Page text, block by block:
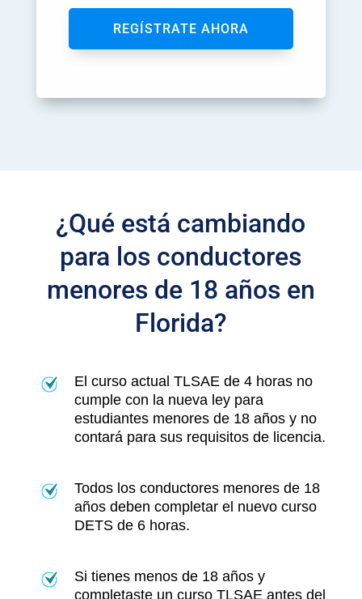
REGÍSTRATE AHORA
¿Qué está cambiando
para los conductores
menores de 18 años en
Florida?
El curso actual TLSAE de 4 horas no
cumple con la nueva ley para
estudiantes menores de 18 años y no
contará para sus requisitos de licencia.
Todos los conductores menores de 18
años deben completar el nuevo curso
DETS de 6 horas.
Si tienes menos de 18 años y
completaste un curso TLSAE antes del